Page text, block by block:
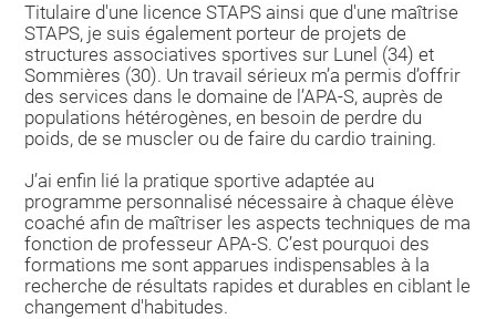
Titulaire d'une licence STAPS ainsi que d'une maîtrise
STAPS, je suis également porteur de projets de
structures associatives sportives sur Lunel (34) et
Sommières (30). Un travail sérieux m’a permis d’offrir
des services dans le domaine de l’APA-S, auprès de
populations hétérogènes, en besoin de perdre du
poids, de se muscler ou de faire du cardio training.
J’ai enfin lié la pratique sportive adaptée au
programme personnalisé nécessaire à chaque élève
coaché afin de maîtriser les aspects techniques de ma
fonction de professeur APA-S. C’est pourquoi des
formations me sont apparues indispensables à la
recherche de résultats rapides et durables en ciblant le
changement d'habitudes.